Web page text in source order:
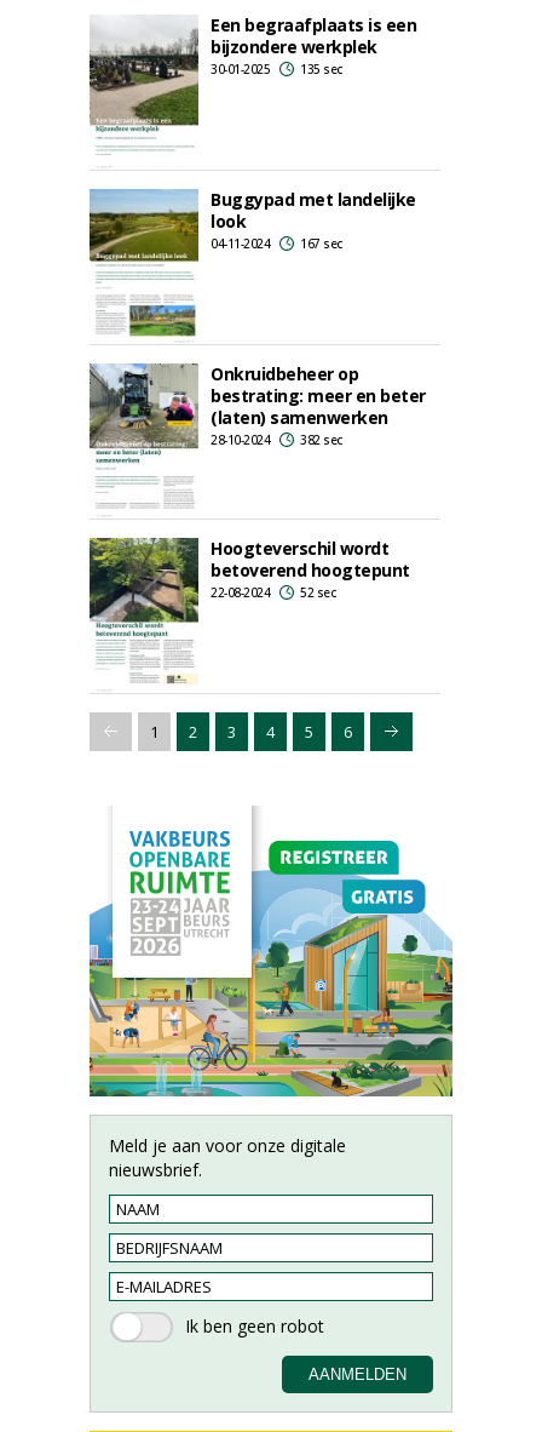
Een begraafplaats is een
bijzondere werkplek
30-01-2025 135 sec
Buggypad met landelijke
look
04-11-2024 167 sec
Onkruidbeheer op
bestrating: meer en beter
(laten) samenwerken
28-10-2024 382 sec
Hoogteverschil wordt
betoverend hoogtepunt
22-08-2024 52 sec
1 2 3 4 5 6
Meld je aan voor onze digitale
nieuwsbrief.